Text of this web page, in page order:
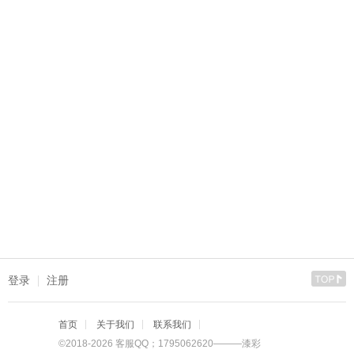
登录 注册
首页 关于我们
联系我们
©2018-2026 客服QQ；1795062620———漆彩